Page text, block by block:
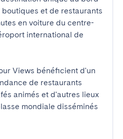
et de restaurants
en voiture du centre-
international de
Views bénéficient d'un
de restaurants
animés et d'autres lieux
mondiale disséminés